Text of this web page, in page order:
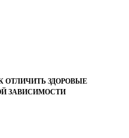
ОТЛИЧИТЬ ЗДОРОВЫЕ
ЗАВИСИМОСТИ